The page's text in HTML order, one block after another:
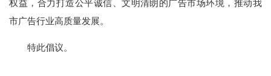
权益，合力打造公平诚信、文明清朗的广告市场环境，推动我
市广告行业高质量发展。
特此倡议。